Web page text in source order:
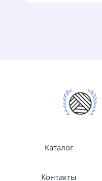
Каталог
Контакты